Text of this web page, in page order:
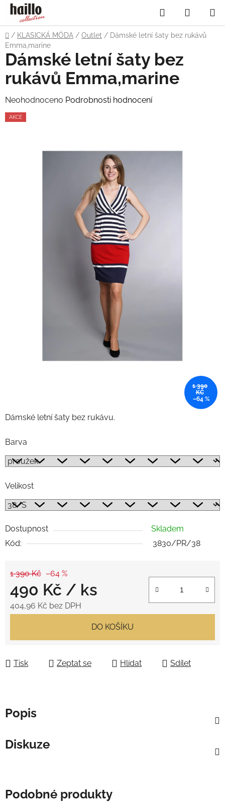
Přejít
obsah
Hledat
KOŠÍK
Domů
/ KLASICKÁ MÓDA / Outlet / Dámské letní šaty bez rukávů
Emma,marine
Dámské letní šaty bez rukávu.
Barva
Velikost
Dostupnost
Skladem
Kód:
3830/PR/38
1 390 Kč –64 %
490 Kč / ks
404,96 Kč bez DPH
DO KOŠÍKU
Tisk Zeptat se Hlídat Sdílet
Dámské letní šaty bez
rukávů Emma,marine
Průměrné
hodnocení
Neohodnoceno Podrobnosti hodnocení
AKCE
1 390
KČ
–64 %
Popis
Diskuze
Podobné produkty